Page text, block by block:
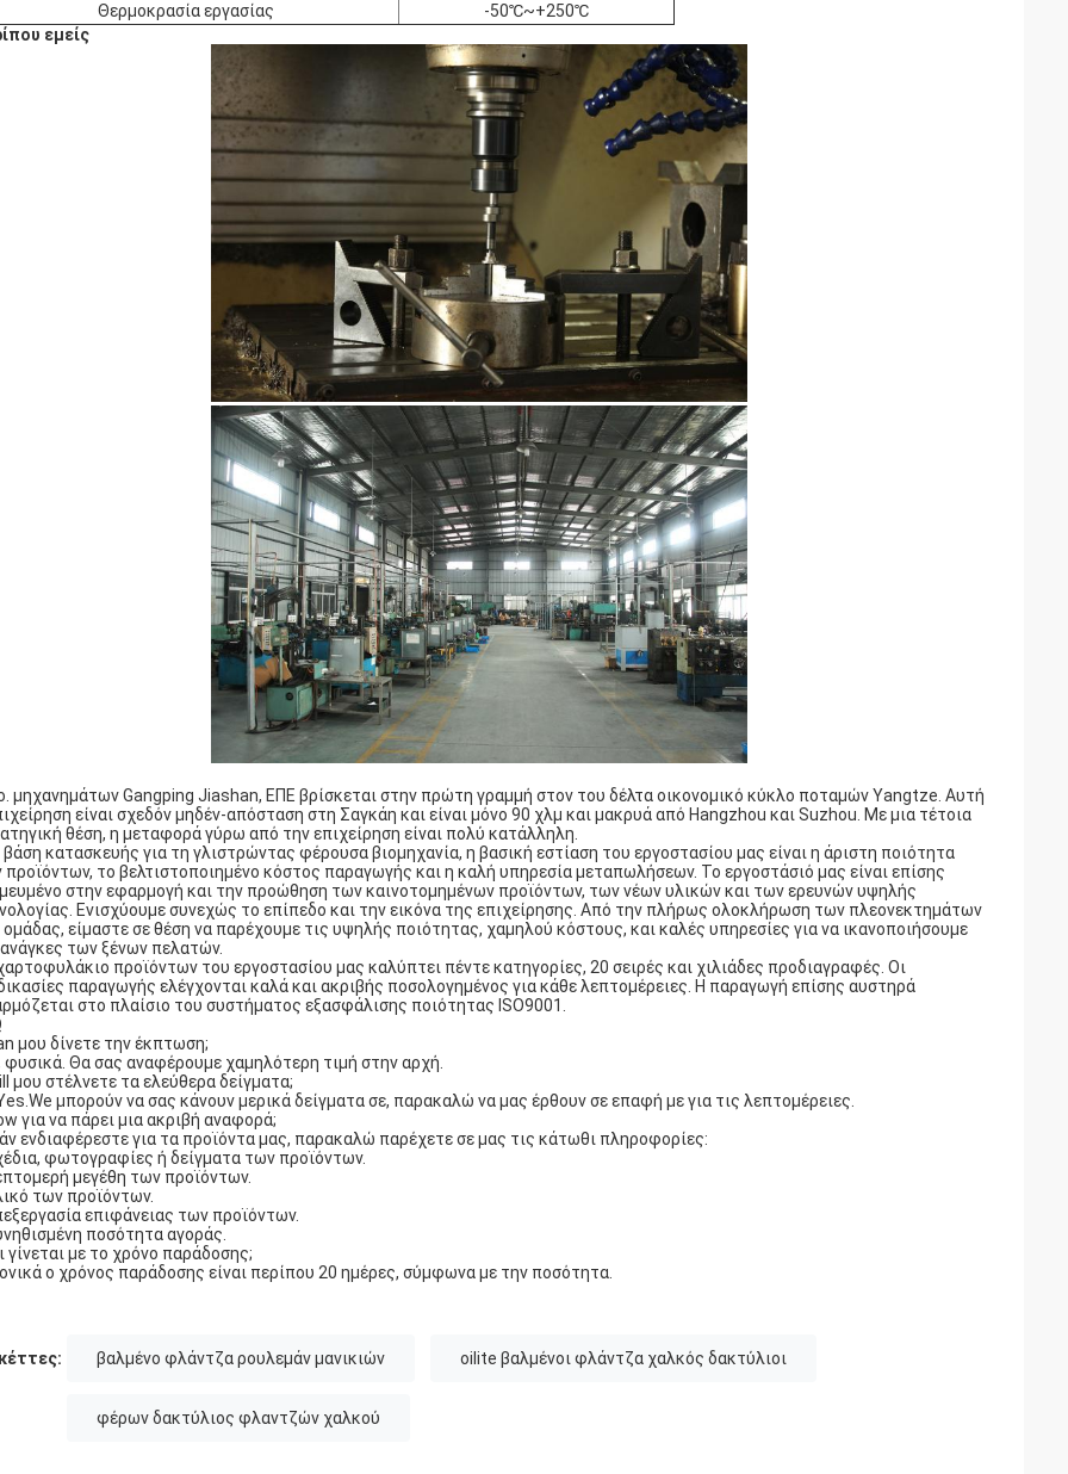
Θερμοκρασία εργασίας
-50℃~+250℃
εμείς
μηχανημάτων Gangping Jiashan, ΕΠΕ βρίσκεται στην πρώτη γραμμή στον του δέλτα οικονομικό κύκλο ποταμών Yangtze. Αυτή
είναι σχεδόν μηδέν-απόσταση στη Σαγκάη και είναι μόνο 90 χλμ και μακρυά από Hangzhou και Suzhou. Με μια τέτοια
θέση, η μεταφορά γύρω από την επιχείρηση είναι πολύ κατάλληλη.
κατασκευής για τη γλιστρώντας φέρουσα βιομηχανία, η βασική εστίαση του εργοστασίου μας είναι η άριστη ποιότητα
το βελτιστοποιημένο κόστος παραγωγής και η καλή υπηρεσία μεταπωλήσεων. Το εργοστάσιό μας είναι επίσης
στην εφαρμογή και την προώθηση των καινοτομημένων προϊόντων, των νέων υλικών και των ερευνών υψηλής
Ενισχύουμε συνεχώς το επίπεδο και την εικόνα της επιχείρησης. Από την πλήρως ολοκλήρωση των πλεονεκτημάτων
είμαστε σε θέση να παρέχουμε τις υψηλής ποιότητας, χαμηλού κόστους, και καλές υπηρεσίες για να ικανοποιήσουμε
των ξένων πελατών.
προϊόντων του εργοστασίου μας καλύπτει πέντε κατηγορίες, 20 σειρές και χιλιάδες προδιαγραφές. Οι
παραγωγής ελέγχονται καλά και ακριβής ποσολογημένος για κάθε λεπτομέρειες. Η παραγωγή επίσης αυστηρά
στο πλαίσιο του συστήματος εξασφάλισης ποιότητας ISO9001.
μου δίνετε την έκπτωση;
φυσικά. Θα σας αναφέρουμε χαμηλότερη τιμή στην αρχή.
μου στέλνετε τα ελεύθερα δείγματα;
μπορούν να σας κάνουν μερικά δείγματα σε, παρακαλώ να μας έρθουν σε επαφή με για τις λεπτομέρειες.
για να πάρει μια ακριβή αναφορά;
ενδιαφέρεστε για τα προϊόντα μας, παρακαλώ παρέχετε σε μας τις κάτωθι πληροφορίες:
φωτογραφίες ή δείγματα των προϊόντων.
μεγέθη των προϊόντων.
των προϊόντων.
επιφάνειας των προϊόντων.
ποσότητα αγοράς.
γίνεται με το χρόνο παράδοσης;
ο χρόνος παράδοσης είναι περίπου 20 ημέρες, σύμφωνα με την ποσότητα.
βαλμένο φλάντζα ρουλεμάν μανικιών oilite βαλμένοι φλάντζα χαλκός δακτύλιοι
φέρων δακτύλιος φλαντζών χαλκού